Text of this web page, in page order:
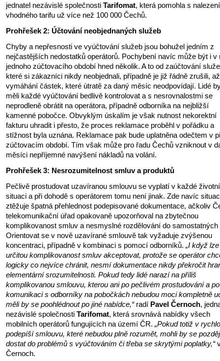
jednatel nezávislé společnosti Tarifomat, která pomohla s
vhodného tarifu už více než 100 000 Čechů.
Prohřešek 2: Účtování neobjednaných služeb
Chyby a nepřesnosti ve vyúčtování služeb jsou bohužel jedním z
nejčastějších nedostatků operátorů. Pochybení navíc může být i v
jednoho zúčtovacího období hned několik. A to od zaúčtování
které si zákazníci nikdy neobjednali, případně je již řádně zrušili,
vymáhání částek, které útratě za daný měsíc neodpovídají. Lidé
měli každé vyúčtování bedlivě kontrolovat a s nesrovnalostmi se
neprodleně obrátit na operátora, případně odborníka na nejbližší
kamenné pobočce. Obvyklým úskalím je však nutnost nekorektní
fakturu uhradit i přesto, že proces reklamace proběhl v pořádku a
stížnost byla uznána. Reklamace pak bude uplatněna odečtem v
zúčtovacím období. Tím však může pro řadu Čechů vzniknout v
měsíci nepříjemné navýšení nákladů na volání.
Prohřešek 3: Nesrozumitelnost smluv a produktů
Pečlivě prostudovat uzavíranou smlouvu se vyplatí v každé životní
situaci a při dohodě s operátorem tomu není jinak. Zde navíc
ztěžuje špatná přehlednost podepisované dokumentace, ačkoliv
telekomunikační úřad opakovaně upozorňoval na zbytečnou
komplikovanost smluv a nesmyslné rozdělování do samostatných
Orientovat se v nově uzavírané smlouvě tak vyžaduje zvýšenou
koncentraci, případně v kombinaci s pomocí odborníků. „I když lze
určitou komplikovanost smluv akceptovat, protože se operátor
logicky co nejvíce chránit, nesmí dokumentace nikdy překročit
elementární srozumitelnosti. Pokud tedy lidé narazí na příliš
komplikovanou smlouvu, kterou ani po pečlivém prostudování a po
komunikaci s odborníky na pobočkách nebudou moci kompletně
měli by se poohlédnout po jiné nabídce,“radí Pavel Černoch,
nezávislé společnosti Tarifomat, která srovnává nabídky všech
mobilních operátorů fungujících na území ČR. „Pokud totiž v
podepíší smlouvu, které nebudou plně rozumět, mohli by se
dostat do problémů s vyúčtováním či třeba se skrytými poplatky,“
Černoch.